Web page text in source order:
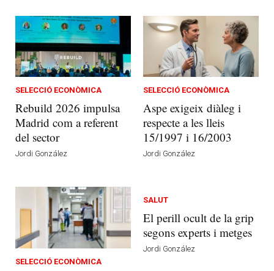
SELECCIÓ ECONÒMICA
Rebuild 2026 impulsa
Madrid com a referent
del sector
Jordi González
SELECCIÓ ECONÒMICA
Aspe exigeix diàleg i
respecte a les lleis
15/1997 i 16/2003
Jordi González
SELECCIÓ ECONÒMICA
SALUT
El perill ocult de la grip
segons experts i metges
Jordi González